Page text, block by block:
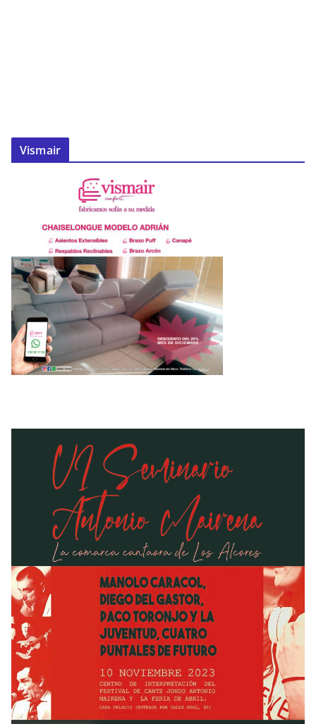
Vismair